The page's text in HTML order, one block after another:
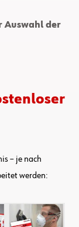
Auswahl der
– je nach
werden: